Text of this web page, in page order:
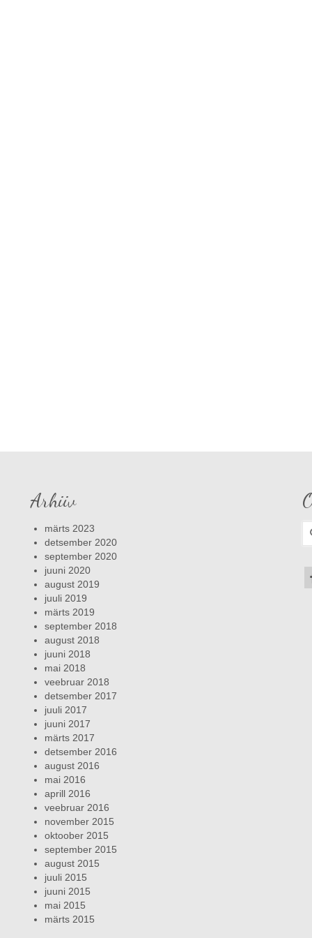
Arhiiv
märts 2023
detsember 2020
september 2020
juuni 2020
august 2019
juuli 2019
märts 2019
september 2018
august 2018
juuni 2018
mai 2018
veebruar 2018
detsember 2017
juuli 2017
juuni 2017
märts 2017
detsember 2016
august 2016
mai 2016
aprill 2016
veebruar 2016
november 2015
oktoober 2015
september 2015
august 2015
juuli 2015
juuni 2015
mai 2015
märts 2015